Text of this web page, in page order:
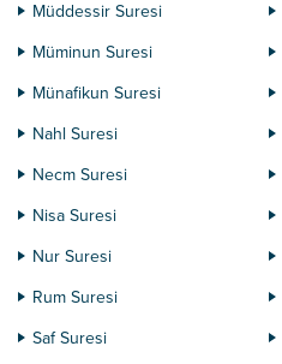
Müddessir Suresi
Müminun Suresi
Münafikun Suresi
Nahl Suresi
Necm Suresi
Nisa Suresi
Nur Suresi
Rum Suresi
Saf Suresi